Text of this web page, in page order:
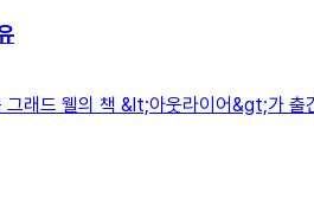
래드 웰의 책 &lt;아웃라이어&gt;가